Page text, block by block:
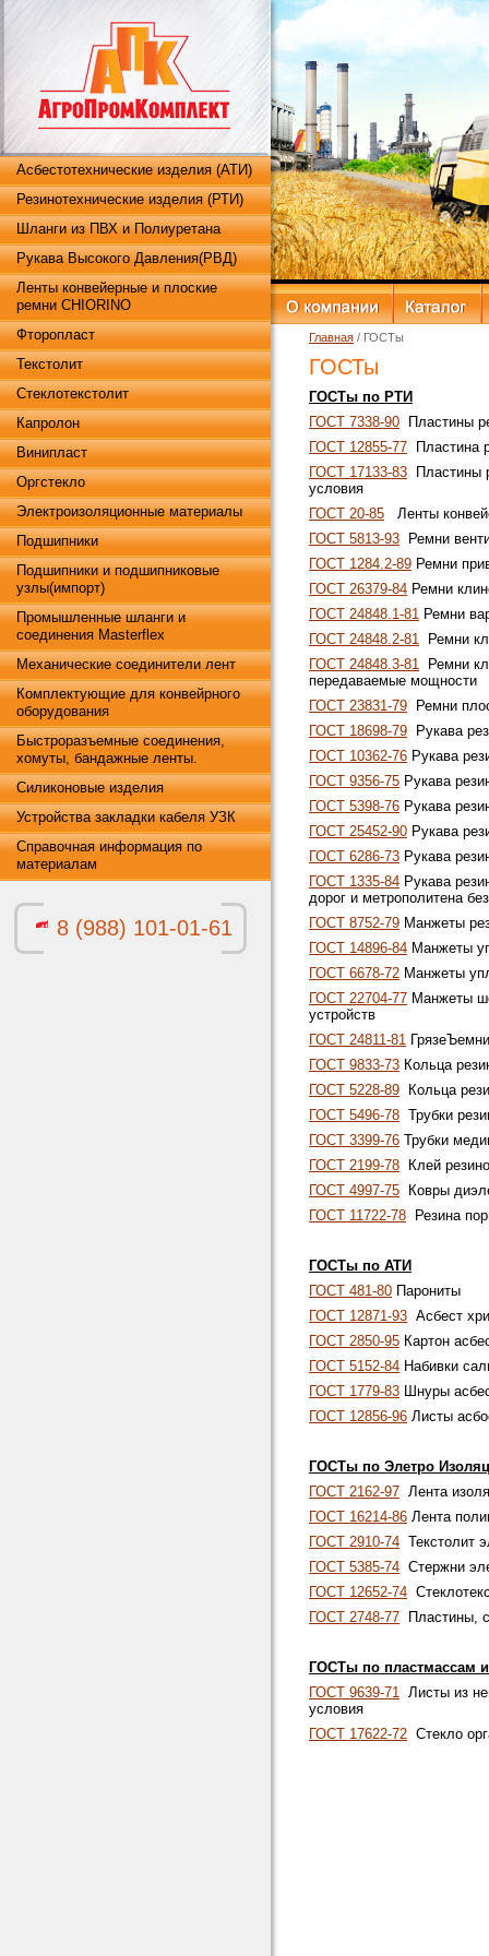
Асбестотехнические изделия (АТИ)
Резинотехнические изделия (РТИ)
Шланги из ПВХ и Полиуретана
Рукава Высокого Давления(РВД)
Ленты конвейерные и плоские
ремни CHIORINO
Фторопласт
Текстолит
Стеклотекстолит
Капролон
Винипласт
Оргстекло
Электроизоляционные материалы
Подшипники
Подшипники и подшипниковые
узлы(импорт)
Промышленные шланги и
соединения Masterflex
Механические соединители лент
Комплектующие для конвейрного
оборудования
Быстроразъемные соединения,
хомуты, бандажные ленты.
Силиконовые изделия
Устройства закладки кабеля УЗК
Справочная информация по
материалам
8 (988) 101-01-61
Главная / ГОСТы
ГОСТы
ГОСТы по РТИ
ГОСТ 7338-90 Пластины
ГОСТ 12855-77 Пластина
ГОСТ 17133-83 Пластины
условия
ГОСТ 20-85 Ленты
ГОСТ 5813-93 Ремни
ГОСТ 1284.2-89 Ремни
ГОСТ 26379-84 Ремни
ГОСТ 24848.1-81 Ремни
ГОСТ 24848.2-81 Ремни
ГОСТ 24848.3-81 Ремни
передаваемые мощности
ГОСТ 23831-79 Ремни
ГОСТ 18698-79 Рукава
ГОСТ 10362-76 Рукава
ГОСТ 9356-75 Рукава
ГОСТ 5398-76 Рукава
ГОСТ 25452-90 Рукава
ГОСТ 6286-73 Рукава
ГОСТ 1335-84 Рукава
дорог и метрополитена
ГОСТ 8752-79 Манжеты
ГОСТ 14896-84 Манжеты
ГОСТ 6678-72 Манжеты
ГОСТ 22704-77 Манжеты
устройств
ГОСТ 24811-81
ГОСТ 9833-73 Кольца
ГОСТ 5228-89 Кольца
ГОСТ 5496-78 Трубки
ГОСТ 3399-76 Трубки
ГОСТ 2199-78 Клей
ГОСТ 4997-75 Ковры
ГОСТ 11722-78 Резина
ГОСТы по АТИ
ГОСТ 481-80 Парониты
ГОСТ 12871-93 Асбест
ГОСТ 2850-95 Картон
ГОСТ 5152-84 Набивки
ГОСТ 1779-83 Шнуры
ГОСТ 12856-96 Листы
ГОСТы по Элетро
ГОСТ 2162-97 Лента
ГОСТ 16214-86 Лента
ГОСТ 2910-74 Текстолит
ГОСТ 5385-74 Стержни
ГОСТ 12652-74
ГОСТ 2748-77 Пластины,
ГОСТы по пластмассам
ГОСТ 9639-71 Листы из
условия
ГОСТ 17622-72 Стекло